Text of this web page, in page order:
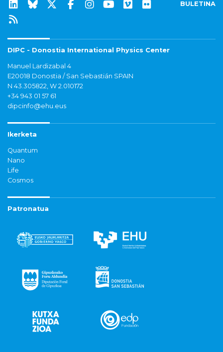
BULETINA
DIPC - Donostia International Physics Center
Manuel Lardizabal 4
E20018 Donostia / San Sebastián SPAIN
N 43.305822, W 2.010172
+34 943 01 57 61
dipcinfo@ehu.eus
Ikerketa
Quantum
Nano
Life
Cosmos
Patronatua